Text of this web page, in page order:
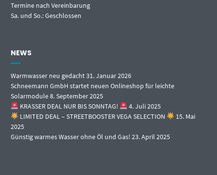
Termine nach Vereinbarung
Sa. und So.: Geschlossen
NEWS
Warmwasser neu gedacht31. Januar 2026
Schneemann GmbH startet neuen Onlineshop für leichte
Solarmodule8. September 2025
KRASSER DEAL NUR BIS SONNTAG!
4. Juli 2025
LIMITED DEAL – STREETBOOSTER VEGA SELECTION
15. Mai
2025
Günstig warmes Wasser ohne Öl und Gas! 23. April 2025